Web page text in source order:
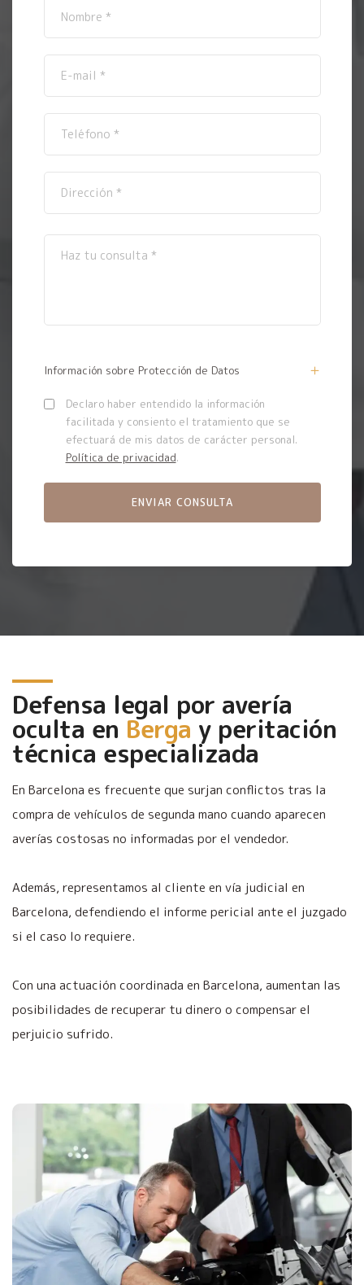
Información sobre Protección de Datos
Declaro haber entendido la información
facilitada y consiento el tratamiento que se
efectuará de mis datos de carácter personal.
Política de privacidad.
Defensa legal por avería
oculta en Berga y peritación
técnica especializada
En Barcelona es frecuente que surjan conflictos tras la
compra de vehículos de segunda mano cuando aparecen
averías costosas no informadas por el vendedor.
Además, representamos al cliente en vía judicial en
Barcelona, defendiendo el informe pericial ante el juzgado
si el caso lo requiere.
Con una actuación coordinada en Barcelona, aumentan las
posibilidades de recuperar tu dinero o compensar el
perjuicio sufrido.